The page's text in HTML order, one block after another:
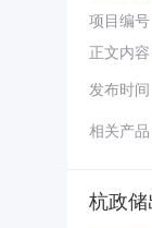
项目编号
正文内容
发布时间
相关产品
杭政